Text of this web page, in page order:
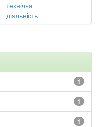
технічна
діяльність
1
1
1